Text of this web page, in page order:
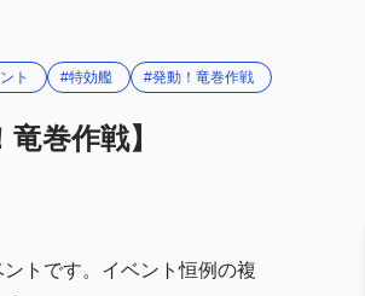
ト #特効艦 #発動！竜巻作戦
巻作戦】
トです。イベント恒例の複